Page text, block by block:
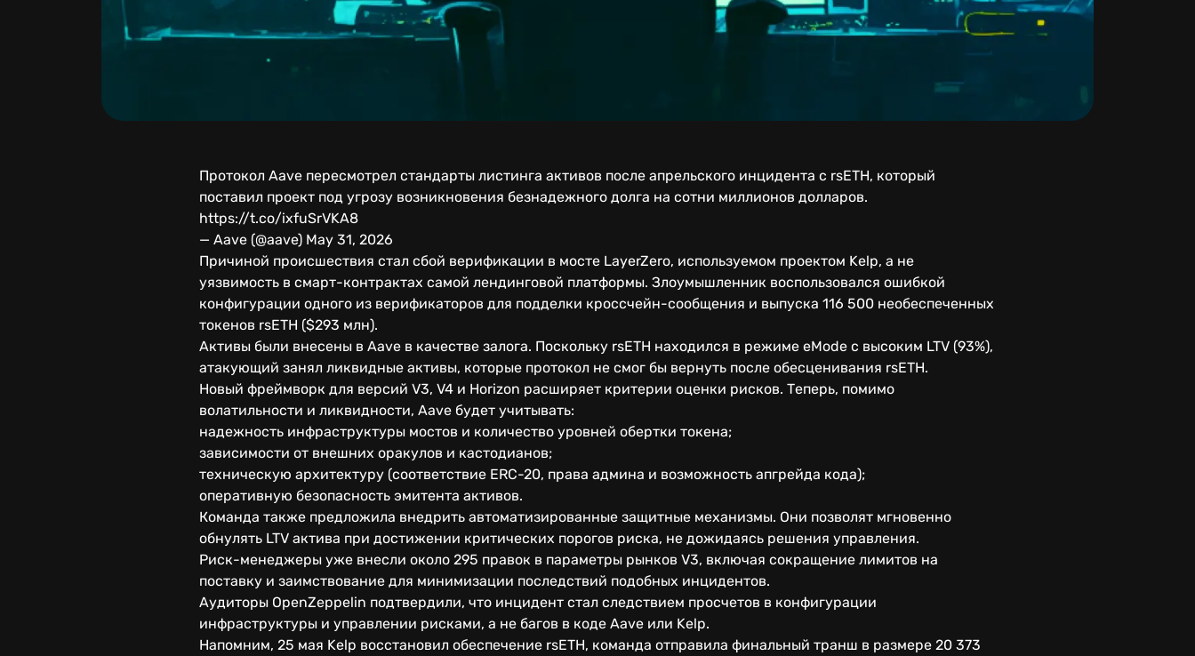
Протокол Aave пересмотрел стандарты листинга активов после апрельского инцидента с rsETH, который
поставил проект под угрозу возникновения безнадежного долга на сотни миллионов долларов.
https://t.co/ixfuSrVKA8
— Aave (@aave) May 31, 2026
Причиной происшествия стал сбой верификации в мосте LayerZero, используемом проектом Kelp, а не
уязвимость в смарт-контрактах самой лендинговой платформы. Злоумышленник воспользовался ошибкой
конфигурации одного из верификаторов для подделки кроссчейн-сообщения и выпуска 116 500 необеспеченных
токенов rsETH ($293 млн).
Активы были внесены в Aave в качестве залога. Поскольку rsETH находился в режиме eMode с высоким LTV (93%),
атакующий занял ликвидные активы, которые протокол не смог бы вернуть после обесценивания rsETH.
Новый фреймворк для версий V3, V4 и Horizon расширяет критерии оценки рисков. Теперь, помимо
волатильности и ликвидности, Aave будет учитывать:
надежность инфраструктуры мостов и количество уровней обертки токена;
зависимости от внешних оракулов и кастодианов;
техническую архитектуру (соответствие ERC-20, права админа и возможность апгрейда кода);
оперативную безопасность эмитента активов.
Команда также предложила внедрить автоматизированные защитные механизмы. Они позволят мгновенно
обнулять LTV актива при достижении критических порогов риска, не дожидаясь решения управления.
Риск-менеджеры уже внесли около 295 правок в параметры рынков V3, включая сокращение лимитов на
поставку и заимствование для минимизации последствий подобных инцидентов.
Аудиторы OpenZeppelin подтвердили, что инцидент стал следствием просчетов в конфигурации
инфраструктуры и управлении рисками, а не багов в коде Aave или Kelp.
Напомним, 25 мая Kelp восстановил обеспечение rsETH, команда отправила финальный транш в размере 20 373